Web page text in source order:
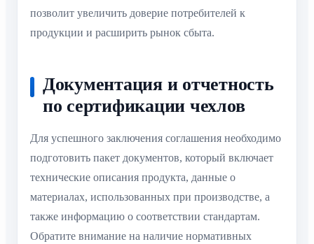
позволит увеличить доверие потребителей к
продукции и расширить рынок сбыта.
Документация и отчетность
по сертификации чехлов
Для успешного заключения соглашения необходимо
подготовить пакет документов, который включает
технические описания продукта, данные о
материалах, использованных при производстве, а
также информацию о соответствии стандартам.
Обратите внимание на наличие нормативных